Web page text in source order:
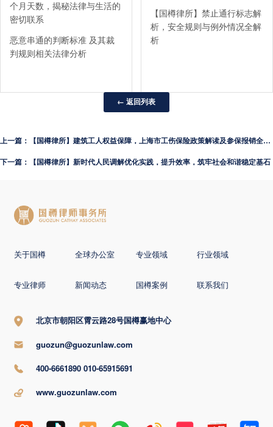
个月天数，揭秘法律与生活的
密切联系
恶意串通的判断标准 及其裁
判规则相关法律分析
【国樽律所】禁止通行标志解
析，安全规则与例外情况全解
析
← 返回列表
上一篇：【国樽律所】建筑工人权益保障，上海市工伤保险政策解读及参保报销全流程
下一篇：【国樽律所】新时代人民调解优化实践，提升效率，筑牢社会和谐稳定基石
关于国樽 全球办公室 专业领域 行业领域
专业律师 新闻动态 国樽案例 联系我们
北京市朝阳区霄云路28号国樽赢地中心
guozun@guozunlaw.com
400-6661890 010-65915691
www.guozunlaw.com